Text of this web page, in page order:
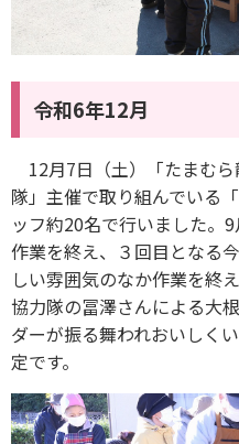
令和6年12月
12月7日（土）「たまむ
隊」主催で取り組んでいる
ッフ約20名で行いました。
作業を終え、３回目となる
しい雰囲気のなか作業を終
協力隊の冨澤さんによる大
ダーが振る舞われおいしく
定です。